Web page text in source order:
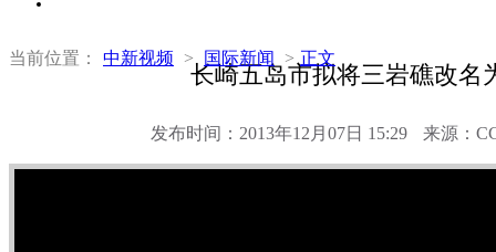
当前位置： 中新视频 > 国际新闻 > 正文
长崎五岛市拟将三岩礁改名
发布时间：2013年12月07日 15:29 来源：